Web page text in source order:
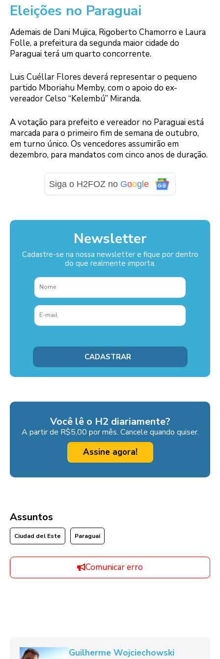
Eleições no Paraguai
Ademais de Dani Mujica, Rigoberto Chamorro e Laura
Folle, a prefeitura da segunda maior cidade do
Paraguai terá um quarto concorrente.
Luis Cuéllar Flores deverá representar o pequeno
partido Mboriahu Memby, com o apoio do ex-
vereador Celso “Kelembú” Miranda.
A votação para prefeito e vereador no Paraguai está
marcada para o primeiro fim de semana de outubro,
em turno único. Os vencedores assumirão em
dezembro, para mandatos com cinco anos de duração.
Siga o H2FOZ no Goog e
Newsletter
Cadastre-se na nossa newsletter e fique por dentro
do que realmente importa.
Você lê o H2 diariamente?
A partir de R$5,00 por mês. Cancele quando quiser.
Assine agora!
Assuntos
Ciudad del Este Paraguai
Comunicar erro
Guilherme Wojciechowski